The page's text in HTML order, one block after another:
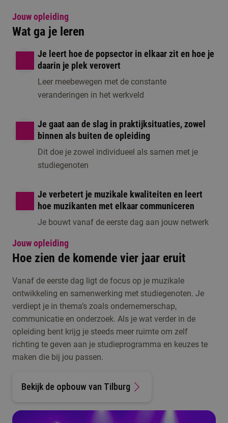
Jouw opleiding
Wat ga je leren
Je leert hoe de popsector in elkaar zit en hoe je
daarin je plek verovert
Leer meebewegen met de constante
veranderingen in het werkveld
Je gaat aan de slag in praktijksituaties, zowel
binnen als buiten de opleiding
Dit doe je zowel individueel als samen met je
studiegenoten
Je verbetert je muzikale kwaliteiten en leert
hoe muzikanten met elkaar communiceren
Je bouwt vanaf de eerste dag aan jouw netwerk
Jouw opleiding
Hoe zien de komende vier jaar eruit
Vanaf de eerste dag ligt de focus op je muzikale
ontwikkeling en samenwerking met studiegenoten. Je
verdiept je in thema’s zoals ondernemerschap,
communicatie en onderzoek. Als je wat verder in de
opleiding bent krijg je steeds meer ruimte om zelf
richting te geven aan je studieprogramma en keuzes te
maken die bij jou passen.
Bekijk de opbouw van Tilburg